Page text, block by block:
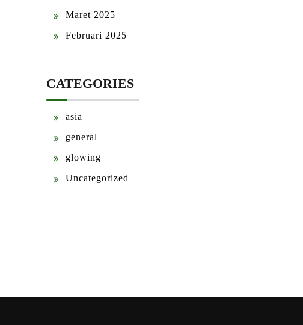
Maret 2025
Februari 2025
CATEGORIES
asia
general
glowing
Uncategorized